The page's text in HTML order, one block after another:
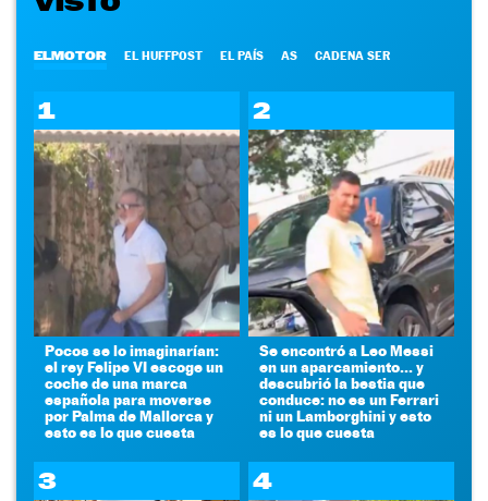
ELMOTOR EL HUFFPOST EL PAÍS AS CADENA SER
1
Pocos se lo imaginarían:
el rey Felipe VI escoge un
coche de una marca
española para moverse
por Palma de Mallorca y
esto es lo que cuesta
2
Se encontró a Leo Messi
en un aparcamiento... y
descubrió la bestia que
conduce: no es un Ferrari
ni un Lamborghini y esto
es lo que cuesta
3 4